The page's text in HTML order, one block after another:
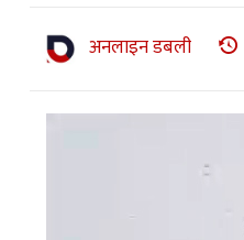
अनलाइन डबली